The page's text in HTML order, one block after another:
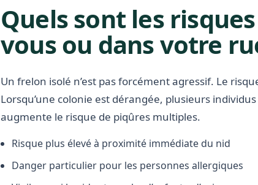
Quels sont les
vous ou dans votre
Un frelon isolé n’est pas forcément agressif. Le
Lorsqu’une colonie est dérangée, plusieurs
augmente le risque de piqûres multiples.
Risque plus élevé à proximité immédiate du nid
Danger particulier pour les personnes allergiques